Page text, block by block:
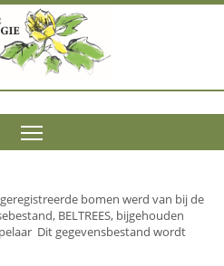
bomen werd van bij de
BELTREES, bijgehouden
Dit gegevensbestand wordt